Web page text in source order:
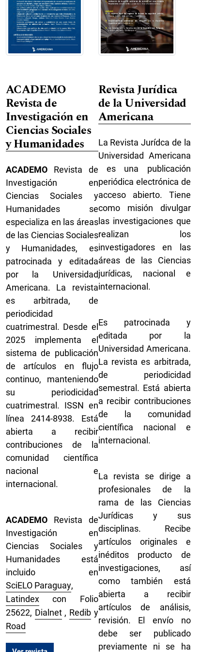
ACADEMO
Revista de
Investigación en
Ciencias Sociales
y Humanidades
ACADEMO Revista de
Investigación en
Ciencias Sociales y
Humanidades se
especializa en las áreas
de las Ciencias Sociales
y Humanidades, es
patrocinada y editada
por la Universidad
Americana. La revista
es arbitrada, de
periodicidad
cuatrimestral. Desde el
2025 implementa el
sistema de publicación
de artículos en flujo
continuo, manteniendo
su periodicidad
cuatrimestral. ISSN en
línea 2414-8938. Está
abierta a recibir
contribuciones de la
comunidad científica
nacional e
internacional.
ACADEMO Revista de
Investigación en
Ciencias Sociales y
Humanidades está
incluido en
SciELO Paraguay,
Latindex con Folio
25622, Dialnet, Redib y
Road
Revista Jurídica
de la Universidad
Americana
La Revista Jurídca de la
Universidad Americana
es una publicación
periódica electrónica de
acceso abierto. Tiene
como misión divulgar
las investigaciones que
realizan los
investigadores en las
áreas de las Ciencias
jurídicas, nacional e
internacional.
Es patrocinada y
editada por la
Universidad Americana.
La revista es arbitrada,
de periodicidad
semestral. Está abierta
a recibir contribuciones
de la comunidad
científica nacional e
internacional.
La revista se dirige a
profesionales de la
rama de las Ciencias
Jurídicas y sus
disciplinas. Recibe
artículos originales e
inéditos producto de
investigaciones, así
como también está
abierta a recibir
artículos de análisis,
revisión. El envío no
debe ser publicado
previamente ni se ha